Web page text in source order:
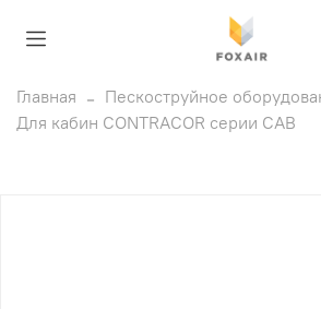
Главная Пескоструйное
Для кабин CONTRACOR серии CAB